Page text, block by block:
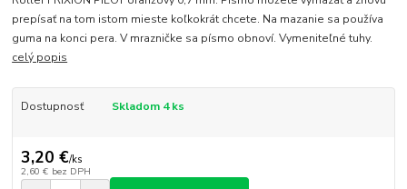
prepísať na tom istom mieste koľkokrát chcete. Na mazanie sa používa
guma na konci pera. V mrazničke sa písmo obnoví. Vymeniteľné tuhy.
celý popis
Dostupnosť Skladom 4 ks
3,20 €/ks
2,60 € bez DPH